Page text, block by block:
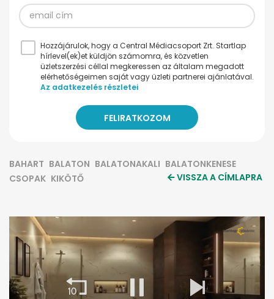
Hozzájárulok, hogy a Central Médiacsoport Zrt. Startlap
hírlevel(ek)et küldjön számomra, és közvetlen
üzletszerzési céllal megkeressen az általam megadott
elérhetőségeimen saját vagy üzleti partnerei ajánlatával.
Az adatkezelés részletei
BAHART BALATON BALATONAKALI BALATONKENESE
CSOPAK KIKÖTŐ VISSZA A CÍMLAPRA